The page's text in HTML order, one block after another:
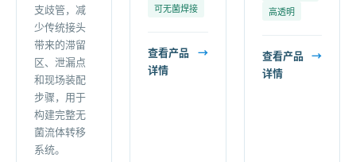
支歧管，减
少传统接头
带来的滞留
区、泄漏点
和现场装配
步骤，用于
构建完整无
菌流体转移
系统。
可无菌焊接
查看产品
详情
→
高透明
查看产品
详情
→